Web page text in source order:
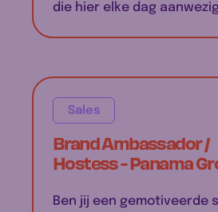
die hier elke dag
Sales
Brand Ambassador /
Hostess - Panama
Ben jij een gemotiveerde